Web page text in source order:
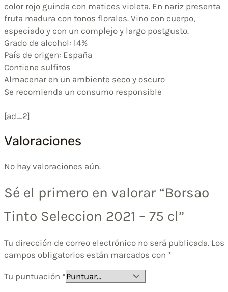
color rojo guinda con matices violeta. En nariz presenta
fruta madura con tonos florales. Vino con cuerpo,
especiado y con un complejo y largo postgusto.
Grado de alcohol: 14%
País de origen: España
Contiene ‎sulfitos
Almacenar en un ambiente seco y oscuro
Se recomienda un consumo responsible
[ad_2]
Valoraciones
No hay valoraciones aún.
Sé el primero en valorar “Borsao
Tinto Seleccion 2021 – 75 cl”
Tu dirección de correo electrónico no será publicada. Los
campos obligatorios están marcados con *
Tu puntuación *